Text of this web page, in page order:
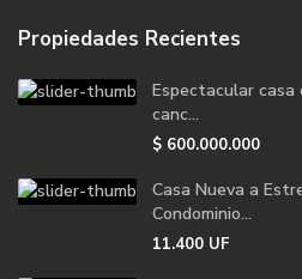
Propiedades Recientes
Espectacular casa
canc...
$ 600.000.000
Casa Nueva a
Condominio...
11.400 UF